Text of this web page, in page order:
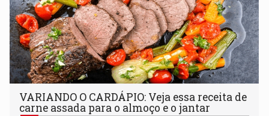
VARIANDO O CARDÁPIO: Veja essa receita de
carne assada para o almoço e o jantar